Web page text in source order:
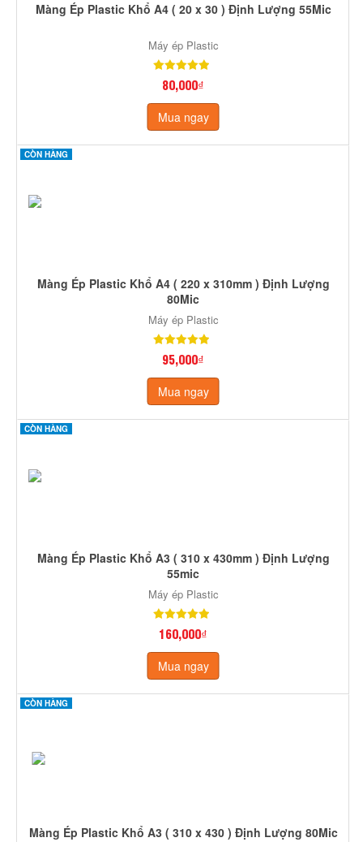
Màng Ép Plastic Khổ A4 ( 20 x 30 ) Định Lượng 55Mic
Máy ép Plastic
80,000₫
Mua ngay
CÒN HÀNG
Màng Ép Plastic Khổ A4 ( 220 x 310mm ) Định Lượng
80Mic
Máy ép Plastic
95,000₫
Mua ngay
CÒN HÀNG
Màng Ép Plastic Khổ A3 ( 310 x 430mm ) Định Lượng
55mic
Máy ép Plastic
160,000₫
Mua ngay
CÒN HÀNG
Màng Ép Plastic Khổ A3 ( 310 x 430 ) Định Lượng 80Mic